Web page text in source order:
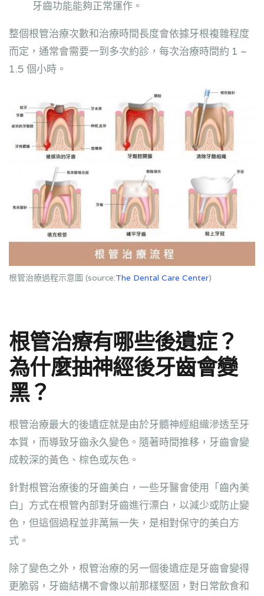
牙齒功能能夠正常運作。
整個根管治療次數和治療時間長度會依據牙根複雜程度
而定，通常會需要一到多次約診，每次治療時間約 1 ~
1.5 個小時。
根管治療過程示意圖 (source:The Dental Care Center)
根管治療有哪些後遺症？
為什麼抽神經後牙齒會變
黑？
根管治療最大的後遺症就是由於牙髓神經組織滲透至牙
本質，而導致牙齒永久變色。隨著時間推移，牙齒會變
成較深的黃色、棕色或灰色。
針對根管治療後的牙齒美白，一些牙醫會使用「齒內美
白」方式在根管內部對牙齒進行漂白，以減少或防止變
色，但這個過程並非萬無一失，是相對保守的美白方
式。
除了變色之外，根管治療的另一個後遺症是牙齒會變得
更脆弱，牙齒結構不會像以前那樣堅固，對日常飲食和